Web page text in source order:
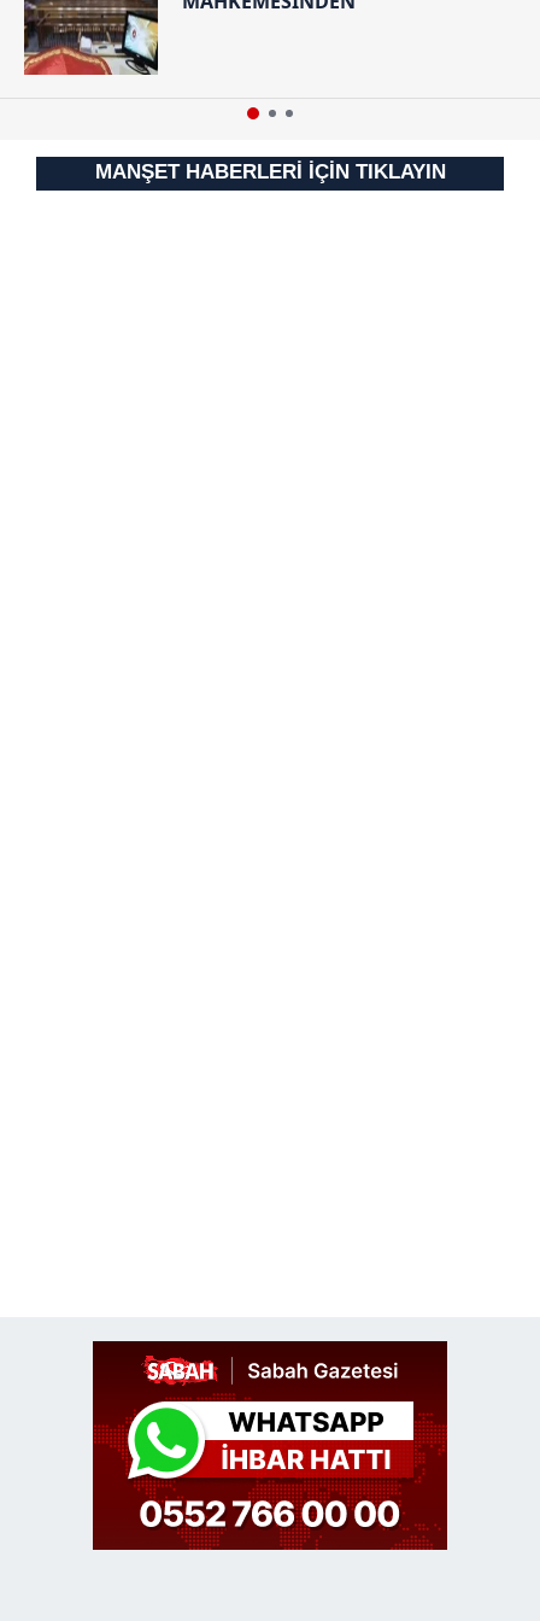
vasıtasıyla belirleyebilirsiniz. Çerezlere ilişkin detaylı bilgi
için Ayarlar butonuna tıklayabilir,
hazırlanmış Aydınlatma Metnimizi okumak ve sitemizde
MANŞET HABERLERİ İÇİN TIKLAYIN